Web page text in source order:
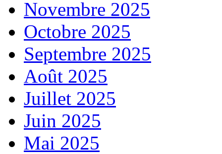
Novembre 2025
Octobre 2025
Septembre 2025
Août 2025
Juillet 2025
Juin 2025
Mai 2025